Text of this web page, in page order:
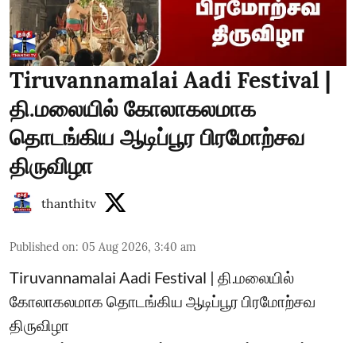
Tiruvannamalai Aadi Festival |
தி.மலையில் கோலாகலமாக
தொடங்கிய ஆடிப்பூர பிரமோற்சவ
திருவிழா
thanthitv
Published on: 05 Aug 2026, 3:40 am
Tiruvannamalai Aadi Festival | தி.மலையில்
கோலாகலமாக தொடங்கிய ஆடிப்பூர பிரமோற்சவ
திருவிழா